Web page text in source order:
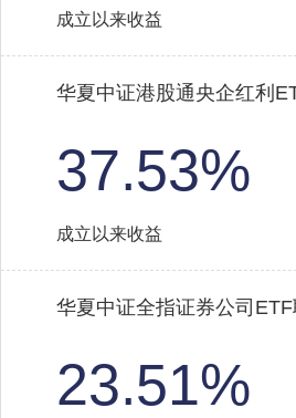
成立以来收益
华夏中证港股通央企红利
37.53%
成立以来收益
华夏中证全指证券公司
23.51%